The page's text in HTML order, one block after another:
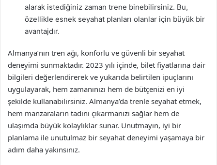
alarak istediğiniz zaman trene binebilirsiniz. Bu,
özellikle esnek seyahat planları olanlar için büyük bir
avantajdır.
Almanya’nın tren ağı, konforlu ve güvenli bir seyahat
deneyimi sunmaktadır. 2023 yılı içinde, bilet fiyatlarına dair
bilgileri değerlendirerek ve yukarıda belirtilen ipuçlarını
uygulayarak, hem zamanınızı hem de bütçenizi en iyi
şekilde kullanabilirsiniz. Almanya’da trenle seyahat etmek,
hem manzaraların tadını çıkarmanızı sağlar hem de
ulaşımda büyük kolaylıklar sunar. Unutmayın, iyi bir
planlama ile unutulmaz bir seyahat deneyimi yaşamaya bir
adım daha yakınsınız.